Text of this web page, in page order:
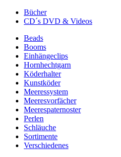
Bücher
CD´s DVD & Videos
Beads
Booms
Einhängeclips
Hornhechtgarn
Köderhalter
Kunstköder
Meeressystem
Meeresvorfächer
Meerespaternoster
Perlen
Schläuche
Sortimente
Verschiedenes